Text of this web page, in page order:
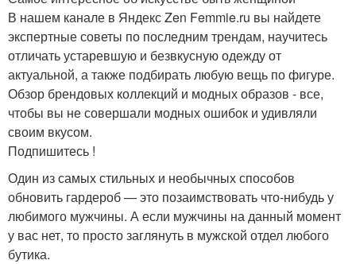
В нашем канале в Яндекс Zen Femmie.ru вы найдете
экспертные советы по последним трендам, научитесь
отличать устаревшую и безвкусную одежду от
актуальной, а также подбирать любую вещь по фигуре.
Обзор брендовых коллекций и модных образов - все,
чтобы вы не совершали модных ошибок и удивляли
своим вкусом.
Подпишитесь !
Один из самых стильных и необычных способов
обновить гардероб — это позаимствовать что-нибудь у
любимого мужчины. А если мужчины на данный момент
у вас нет, то просто заглянуть в мужской отдел любого
бутика.